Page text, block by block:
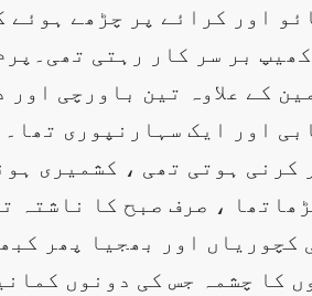
اور کرائے پر چڑھے
بر سر کار رہتی
کے علاوہ تین باورچی
اور ایک سہارنپوری
کرنی ہوتی تھی ، کشمیری
، صرف صبح کا
کچوریاں اور بھجیا پھر
کا چشمہ جس کی دونوں